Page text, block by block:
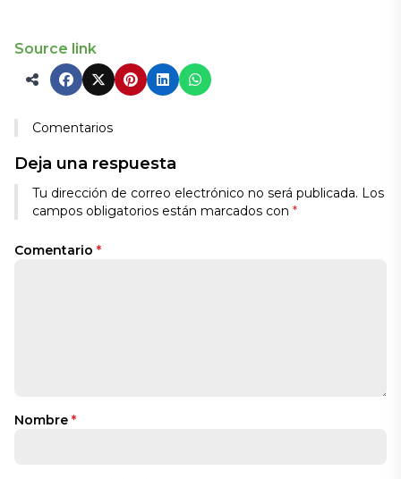
Source link
Comentarios
Deja una respuesta
Tu dirección de correo electrónico no será publicada. Los
campos obligatorios están marcados con *
Comentario *
Nombre *